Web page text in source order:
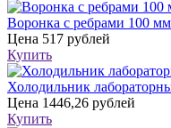
Воронка с ребрами 100 мм
Цена 517 рублей
Купить
Холодильник
Цена 1446,26 рублей
Купить